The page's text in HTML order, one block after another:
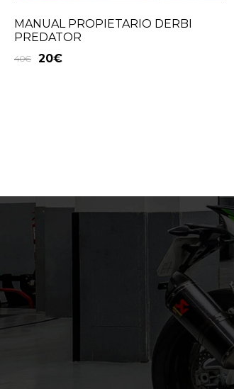
MANUAL PROPIETARIO DERBI
PREDATOR
40€ 20€